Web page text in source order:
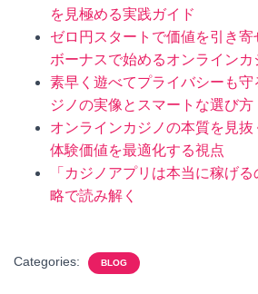
を見極める実践ガイド
ゼロ円スタートで価値を引き
ボーナスで始めるオンラインカ
素早く遊べてプライバシーも守
ジノの実像とスマートな選び方
オンラインカジノの本質を見抜
体験価値を最適化する視点
「カジノアプリは本当に稼げ
略で読み解く
Categories: BLOG